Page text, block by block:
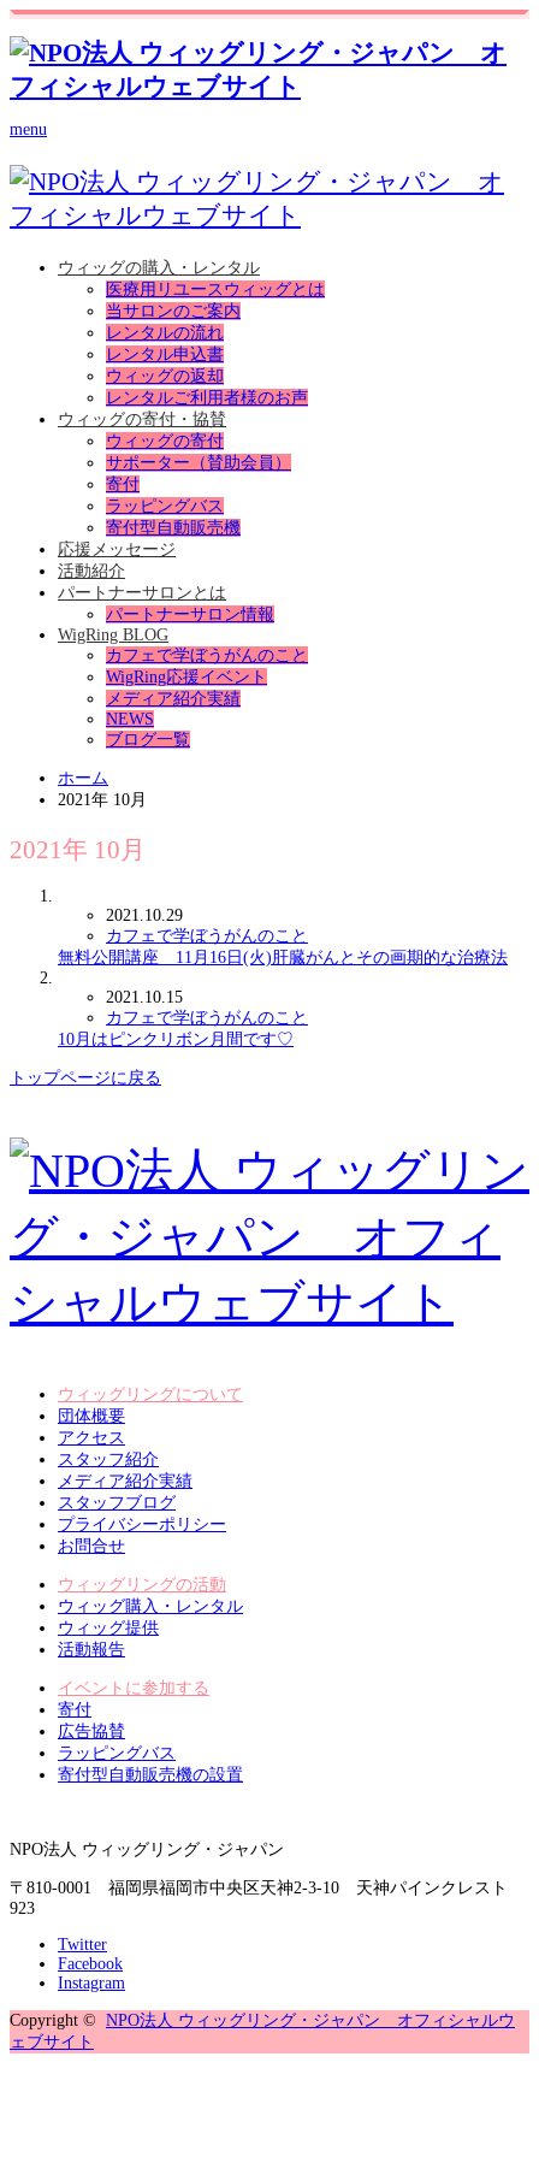
menu
ウィッグの購入・レンタル
医療用リユースウィッグとは
当サロンのご案内
レンタルの流れ
レンタル申込書
ウィッグの返却
レンタルご利用者様のお声
ウィッグの寄付・協賛
ウィッグの寄付
サポーター（賛助会員）
寄付
ラッピングバス
寄付型自動販売機
応援メッセージ
活動紹介
パートナーサロンとは
パートナーサロン情報
WigRing BLOG
カフェで学ぼうがんのこと
WigRing応援イベント
メディア紹介実績
NEWS
ブログ一覧
ホーム
2021年 10月
2021年 10月
2021.10.29
カフェで学ぼうがんのこと
無料公開講座 11月16日(火)肝臓がんとその画期的な治療法
2021.10.15
カフェで学ぼうがんのこと
10月はピンクリボン月間です♡
トップページに戻る
ウィッグリングについて
団体概要
アクセス
スタッフ紹介
メディア紹介実績
スタッフブログ
プライバシーポリシー
お問合せ
ウィッグリングの活動
ウィッグ購入・レンタル
ウィッグ提供
活動報告
イベントに参加する
寄付
広告協賛
ラッピングバス
寄付型自動販売機の設置
NPO法人 ウィッグリング・ジャパン
〒810-0001 福岡県福岡市中央区天神2-3-10 天神パインクレスト
923
Twitter
Facebook
Instagram
Copyright © NPO法人 ウィッグリング・ジャパン オフィシャルウ
ェブサイト